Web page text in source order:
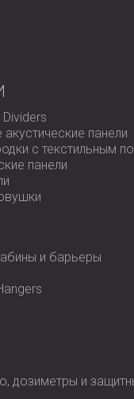
панели
с текстильным
панели
и барьеры
дозиметры и